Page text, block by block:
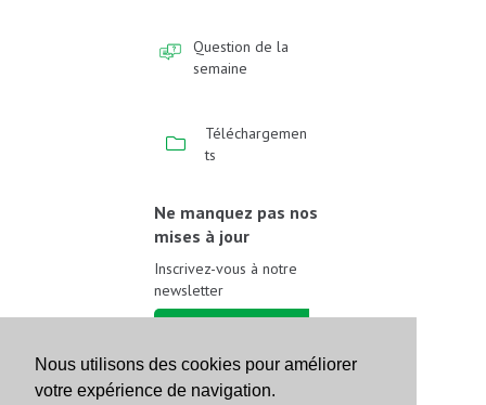
Nous utilisons des cookies pour améliorer
votre expérience de navigation.
Question de la
semaine
Téléchargemen
ts
Ne manquez pas nos
mises à jour
Inscrivez-vous à notre
newsletter
Suivez-nous sur les